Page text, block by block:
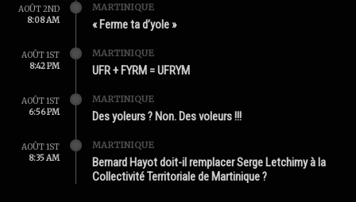
AOÛT 2ND
8:08 AM
MARTINIQUE
« Ferme ta d’yole »
AOÛT 1ST
8:42 PM
MARTINIQUE
UFR + FYRM = UFRYM
AOÛT 1ST
6:56 PM
MARTINIQUE
Des yoleurs ? Non. Des voleurs !!!
AOÛT 1ST
8:35 AM
MARTINIQUE
Bernard Hayot doit-il remplacer Serge Letchimy à la
Collectivité Territoriale de Martinique ?